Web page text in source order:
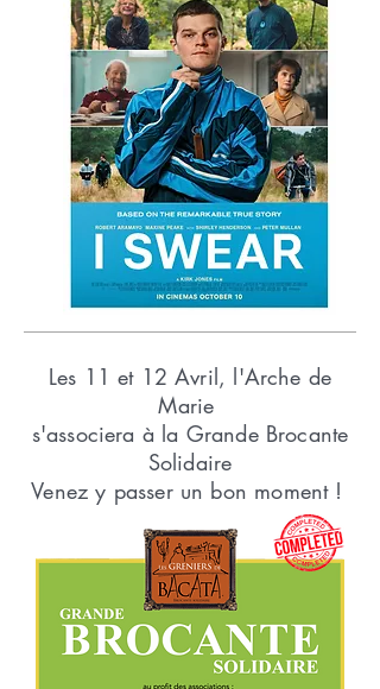
Les 11 et 12 Avril, l'Arche de
Marie
s'associera à la Grande Brocante
Solidaire
Venez y passer un bon moment !